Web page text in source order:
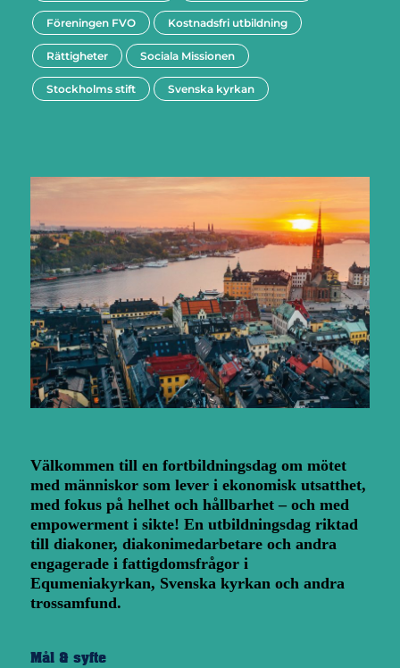
Föreningen FVO Kostnadsfri utbildning
Rättigheter Sociala Missionen
Stockholms stift Svenska kyrkan
Välkommen till en fortbildningsdag om mötet
med människor som lever i ekonomisk utsatthet,
med fokus på helhet och hållbarhet – och med
empowerment i sikte! En utbildningsdag riktad
till diakoner, diakonimedarbetare och andra
engagerade i fattigdomsfrågor i
Equmeniakyrkan, Svenska kyrkan och andra
trossamfund.
Mål & syfte